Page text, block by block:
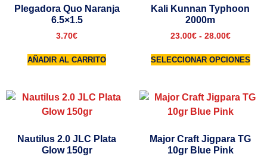
Plegadora Quo Naranja
6.5×1.5
3.70€
AÑADIR AL CARRITO
Kali Kunnan Typhoon
2000m
23.00€ - 28.00€
SELECCIONAR OPCIONES
Nautilus 2.0 JLC Plata
Glow 150gr
Major Craft Jigpara TG
10gr Blue Pink